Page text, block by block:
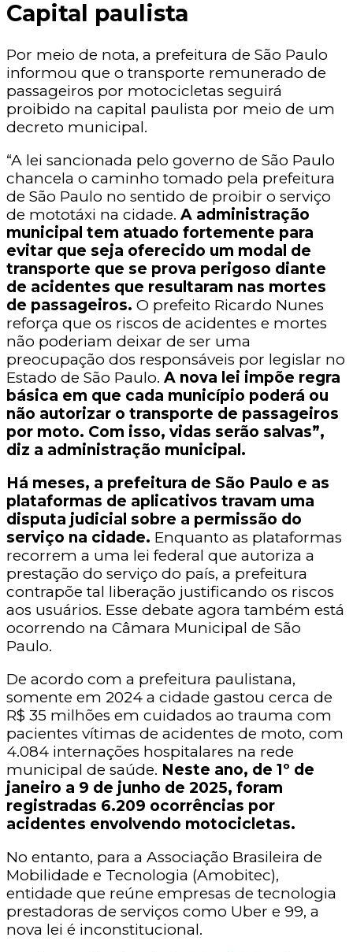
Capital paulista
Por meio de nota, a prefeitura de São Paulo
informou que o transporte remunerado de
passageiros por motocicletas seguirá
proibido na capital paulista por meio de um
decreto municipal.
“A lei sancionada pelo governo de São Paulo
chancela o caminho tomado pela prefeitura
de São Paulo no sentido de proibir o serviço
de mototáxi na cidade. A administração
municipal tem atuado fortemente para
evitar que seja oferecido um modal de
transporte que se prova perigoso diante
de acidentes que resultaram nas mortes
de passageiros. O prefeito Ricardo Nunes
reforça que os riscos de acidentes e mortes
não poderiam deixar de ser uma
preocupação dos responsáveis por legislar no
Estado de São Paulo. A nova lei impõe regra
básica em que cada município poderá ou
não autorizar o transporte de passageiros
por moto. Com isso, vidas serão salvas”,
diz a administração municipal.
Há meses, a prefeitura de São Paulo e as
plataformas de aplicativos travam uma
disputa judicial sobre a permissão do
serviço na cidade. Enquanto as plataformas
recorrem a uma lei federal que autoriza a
prestação do serviço do país, a prefeitura
contrapõe tal liberação justificando os riscos
aos usuários. Esse debate agora também está
ocorrendo na Câmara Municipal de São
Paulo.
De acordo com a prefeitura paulistana,
somente em 2024 a cidade gastou cerca de
R$ 35 milhões em cuidados ao trauma com
pacientes vítimas de acidentes de moto, com
4.084 internações hospitalares na rede
municipal de saúde. Neste ano, de 1º de
janeiro a 9 de junho de 2025, foram
registradas 6.209 ocorrências por
acidentes envolvendo motocicletas.
No entanto, para a Associação Brasileira de
Mobilidade e Tecnologia (Amobitec),
entidade que reúne empresas de tecnologia
prestadoras de serviços como Uber e 99, a
nova lei é inconstitucional.